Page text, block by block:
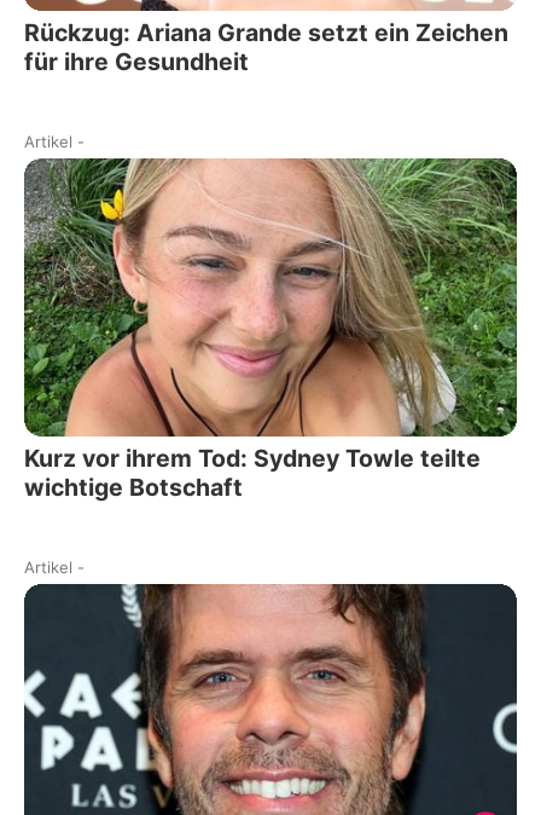
Rückzug: Ariana Grande setzt ein Zeichen
für ihre Gesundheit
Artikel -
Kurz vor ihrem Tod: Sydney Towle teilte
wichtige Botschaft
Artikel -